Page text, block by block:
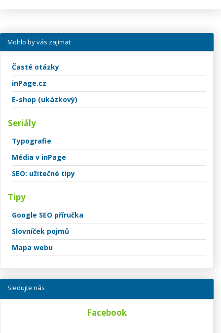
Mohlo by vás zajímat
Časté otázky
inPage.cz
E-shop (ukázkový)
Seriály
Typografie
Média v inPage
SEO: užitečné tipy
Tipy
Google SEO příručka
Slovníček pojmů
Mapa webu
Sledujte nás
Facebook